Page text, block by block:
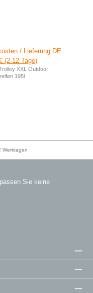
/ Lieferung DE:
(2-12 Tage)
XXL Outdoor
195l
Werktagen
Sie keine